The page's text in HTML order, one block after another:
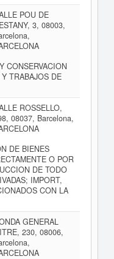
POU DE
3, 08003,
CONSERVACION
TRABAJOS DE
ROSSELLO,
08037, Barcelona,
DE BIENES
O POR
DE TODO
IMPORT,
CON LA
GENERAL
230, 08006,